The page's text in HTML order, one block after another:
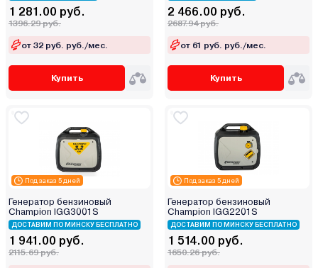
1 281.00 руб.
1396.29 руб.
от 32 руб. руб./мес.
Купить
2 466.00 руб.
2687.94 руб.
от 61 руб. руб./мес.
Купить
Под заказ 5 дней
Генератор бензиновый
Champion IGG3001S
ДОСТАВИМ ПО МИНСКУ БЕСПЛАТНО
1 941.00 руб.
2115.69 руб.
Под заказ 5 дней
Генератор бензиновый
Champion IGG2201S
ДОСТАВИМ ПО МИНСКУ БЕСПЛАТНО
1 514.00 руб.
1650.26 руб.